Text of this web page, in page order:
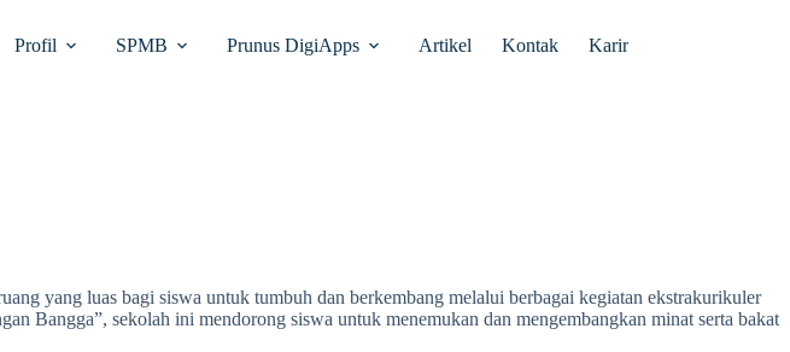
Profil SPMB Prunus DigiApps Artikel Kontak Karir
yang luas bagi siswa untuk tumbuh dan berkembang melalui berbagai kegiatan ekstrakurikuler
Bangga”, sekolah ini mendorong siswa untuk menemukan dan mengembangkan minat serta bakat